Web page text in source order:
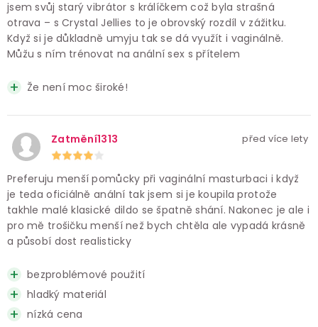
jsem svůj starý vibrátor s králíčkem což byla strašná
otrava – s Crystal Jellies to je obrovský rozdíl v zážitku.
Když si je důkladně umyju tak se dá využít i vaginálně.
Můžu s ním trénovat na anální sex s přítelem
Že není moc široké!
Zatmění1313 před více lety
Preferuju menší pomůcky při vaginální masturbaci i když
je teda oficiálně anální tak jsem si je koupila protože
takhle malé klasické dildo se špatně shání. Nakonec je ale i
pro mě trošičku menší než bych chtěla ale vypadá krásně
a působí dost realisticky
bezproblémové použití
hladký materiál
nízká cena